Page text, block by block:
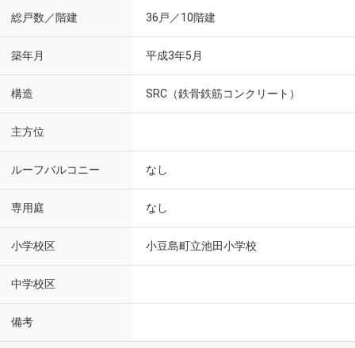
総戸数／階建 36戸／10階建
築年月 平成3年5月
構造 SRC（鉄骨鉄筋コンクリート）
主方位
ルーフバルコニー なし
専用庭 なし
小学校区 小豆島町立池田小学校
中学校区
備考